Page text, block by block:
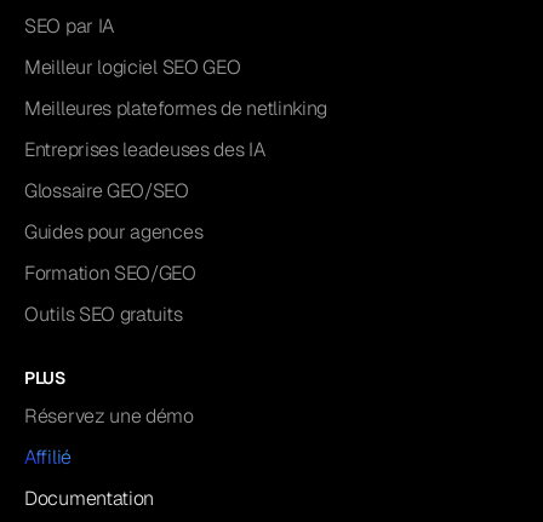
SEO par IA
Meilleur logiciel SEO GEO
Meilleures plateformes de netlinking
Entreprises leadeuses des IA
Glossaire GEO/SEO
Guides pour agences
Formation SEO/GEO
Outils SEO gratuits
PLUS
Réservez une démo
Affilié
Documentation